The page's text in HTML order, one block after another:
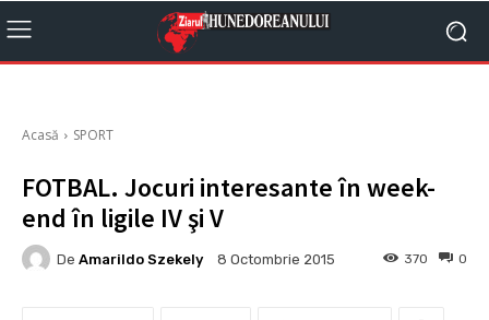
Acasă SPORT
FOTBAL. Jocuri interesante în week-
end în ligile IV şi V
De Amarildo Szekely 8 Octombrie 2015 0
370